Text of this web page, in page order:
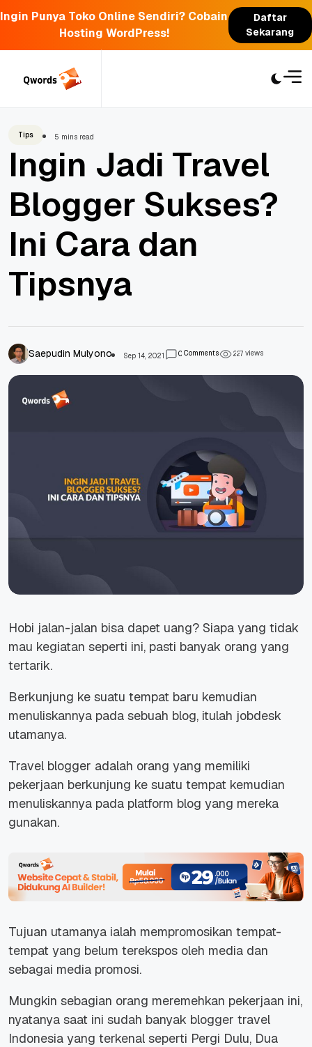
Ingin Punya Toko Online Sendiri? Cobain
Hosting WordPress!
Daftar
Sekarang
Tips 5 mins read
Ingin Jadi Travel
Blogger Sukses?
Ini Cara dan
Tipsnya
Saepudin Mulyono Sep 14, 2021 0Comments 227views
Hobi jalan-jalan bisa dapet uang? Siapa yang tidak
mau kegiatan seperti ini, pasti banyak orang yang
tertarik.
Berkunjung ke suatu tempat baru kemudian
menuliskannya pada sebuah blog, itulah jobdesk
utamanya.
Travel blogger adalah orang yang memiliki
pekerjaan berkunjung ke suatu tempat kemudian
menuliskannya pada platform blog yang mereka
gunakan.
Tujuan utamanya ialah mempromosikan tempat-
tempat yang belum terekspos oleh media dan
sebagai media promosi.
Mungkin sebagian orang meremehkan pekerjaan ini,
nyatanya saat ini sudah banyak blogger travel
Indonesia yang terkenal seperti Pergi Dulu, Dua